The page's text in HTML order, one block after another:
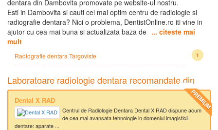
dentara din Dambovita promovate pe website-ul nostru.
Esti in Dambovita si cauti cel mai optim centru de radiologie si
radiografie dentara? Nici o problema, DentistOnline.ro iti vine in
ajutor cu cea mai buna si actualizata baza de ... citeste mai
mult
Radiografie dentara Targoviste 1
Laboratoare radiologie dentara recomandate din
PREMIUM
Dental X RAD
Centrul de Radiologie Dentara Dental X RAD dispune acum
de cea mai avansata tehnologie in domeniul imagisticii
dentare: aparate ...